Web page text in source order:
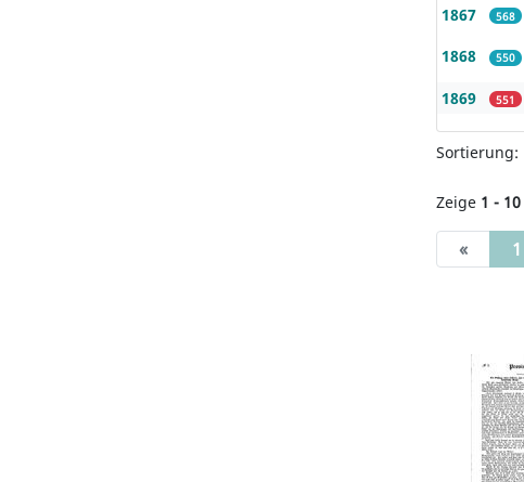
1867 568
1868 550
1869 551
Sortierung:
Zeige 1 - 10
« 1